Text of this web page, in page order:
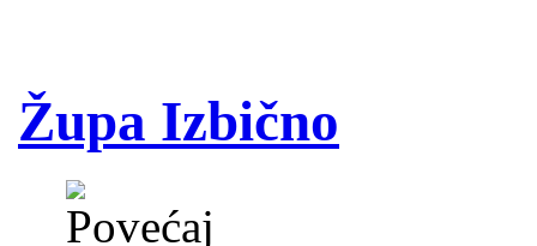
Župa Izbično